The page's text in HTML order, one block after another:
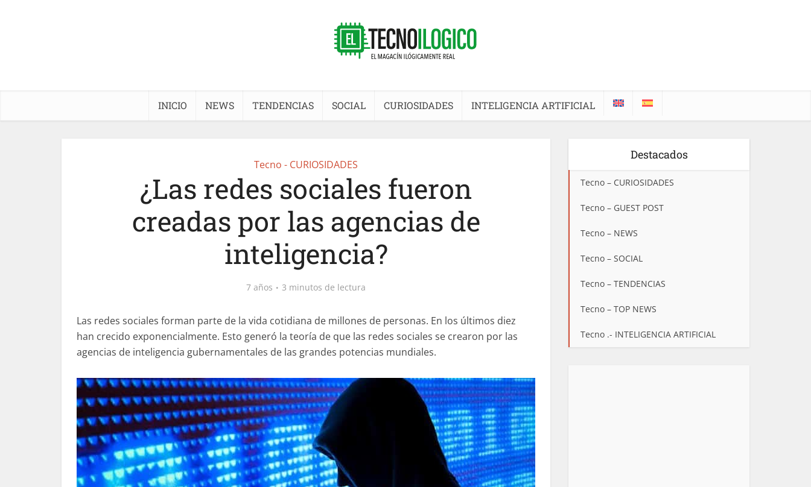
INICIO NEWS TENDENCIAS SOCIAL CURIOSIDADES INTELIGENCIA ARTIFICIAL
Tecno - CURIOSIDADES
¿Las redes sociales fueron
creadas por las agencias de
inteligencia?
7 años 3 minutos de lectura
Las redes sociales forman parte de la vida cotidiana de millones de personas. En los últimos diez
han crecido exponencialmente. Esto generó la teoría de que las redes sociales se crearon por las
agencias de inteligencia gubernamentales de las grandes potencias mundiales.
Destacados
Tecno – CURIOSIDADES
Tecno – GUEST POST
Tecno – NEWS
Tecno – SOCIAL
Tecno – TENDENCIAS
Tecno – TOP NEWS
Tecno .- INTELIGENCIA ARTIFICIAL